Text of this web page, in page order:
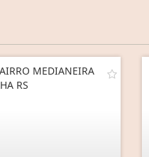
MEDIANEIRA
RS